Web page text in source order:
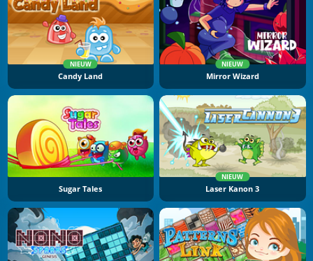
NIEUW
Candy Land
NIEUW
Mirror Wizard
Sugar Tales
NIEUW
Laser Kanon 3